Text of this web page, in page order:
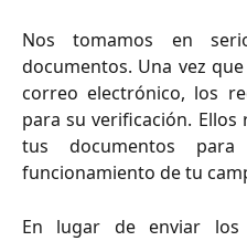
Nos tomamos en
documentos. Una vez
correo electrónico, los
para su verificación.
tus documentos
funcionamiento de tu
En lugar de enviar los